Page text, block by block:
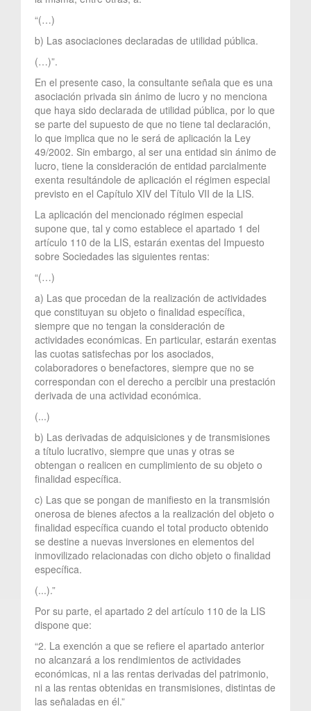
“(…)
b) Las asociaciones declaradas de utilidad pública.
(…)”.
En el presente caso, la consultante señala que es una
asociación privada sin ánimo de lucro y no menciona
que haya sido declarada de utilidad pública, por lo que
se parte del supuesto de que no tiene tal declaración,
lo que implica que no le será de aplicación la Ley
49/2002. Sin embargo, al ser una entidad sin ánimo de
lucro, tiene la consideración de entidad parcialmente
exenta resultándole de aplicación el régimen especial
previsto en el Capítulo XIV del Título VII de la LIS.
La aplicación del mencionado régimen especial
supone que, tal y como establece el apartado 1 del
artículo 110 de la LIS, estarán exentas del Impuesto
sobre Sociedades las siguientes rentas:
“(…)
a) Las que procedan de la realización de actividades
que constituyan su objeto o finalidad específica,
siempre que no tengan la consideración de
actividades económicas. En particular, estarán exentas
las cuotas satisfechas por los asociados,
colaboradores o benefactores, siempre que no se
correspondan con el derecho a percibir una prestación
derivada de una actividad económica.
(...)
b) Las derivadas de adquisiciones y de transmisiones
a título lucrativo, siempre que unas y otras se
obtengan o realicen en cumplimiento de su objeto o
finalidad específica.
c) Las que se pongan de manifiesto en la transmisión
onerosa de bienes afectos a la realización del objeto o
finalidad específica cuando el total producto obtenido
se destine a nuevas inversiones en elementos del
inmovilizado relacionadas con dicho objeto o finalidad
específica.
(...).”
Por su parte, el apartado 2 del artículo 110 de la LIS
dispone que:
“2. La exención a que se refiere el apartado anterior
no alcanzará a los rendimientos de actividades
económicas, ni a las rentas derivadas del patrimonio,
ni a las rentas obtenidas en transmisiones, distintas de
las señaladas en él.”